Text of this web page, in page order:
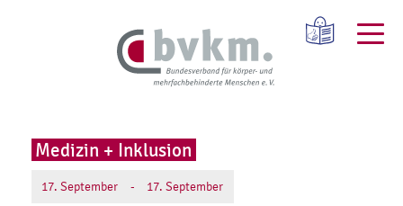
Medizin + Inklusion
17.September - 17.September